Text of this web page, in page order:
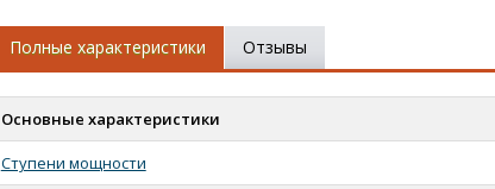
Полные характеристики Отзывы
Основные характеристики
Ступени мощности